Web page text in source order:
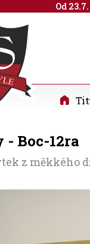
Boc-12ra
z měkkého
Od